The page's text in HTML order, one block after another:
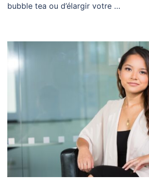
bubble tea ou d’élargir votre …